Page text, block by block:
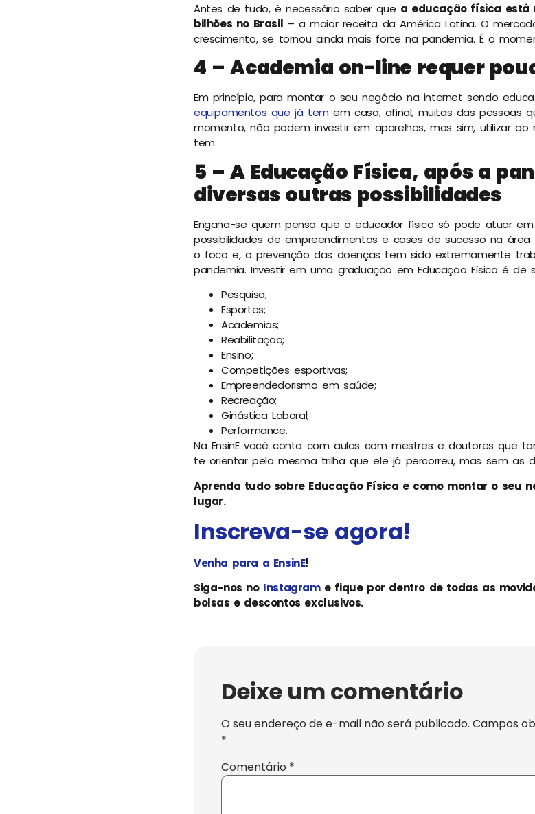
Antes de tudo, é necessário saber que a educação física está
bilhões no Brasil – a maior receita da América Latina. O
crescimento, se tornou ainda mais forte na pandemia. É o
4 – Academia on-line requer
Em princípio, para montar o seu negócio na internet sendo
equipamentos que já tem em casa, afinal, muitas das pessoas
momento, não podem investir em aparelhos, mas sim, utilizar
tem.
5 – A Educação Física, após a
diversas outras possibilidades
Engana-se quem pensa que o educador físico só pode atuar
possibilidades de empreendimentos e cases de sucesso na
o foco e, a prevenção das doenças tem sido extremamente
pandemia. Investir em uma graduação em Educação Física é de
Pesquisa;
Esportes;
Academias;
Reabilitação;
Ensino;
Competições esportivas;
Empreendedorismo em saúde;
Recreação;
Ginástica Laboral;
Performance.
Na EnsinE você conta com aulas com mestres e doutores que
te orientar pela mesma trilha que ele já percorreu, mas sem as
Aprenda tudo sobre Educação Física e como montar o seu
lugar.
Inscreva-se agora!
Venha para a EnsinE!
Siga-nos no Instagrame fique por dentro de todas as
bolsas e descontos exclusivos.
Deixe um comentário
O seu endereço de e-mail não será publicado. Campos
*
Comentário *